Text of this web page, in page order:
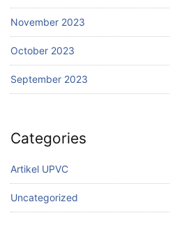
November 2023
October 2023
September 2023
Categories
Artikel UPVC
Uncategorized